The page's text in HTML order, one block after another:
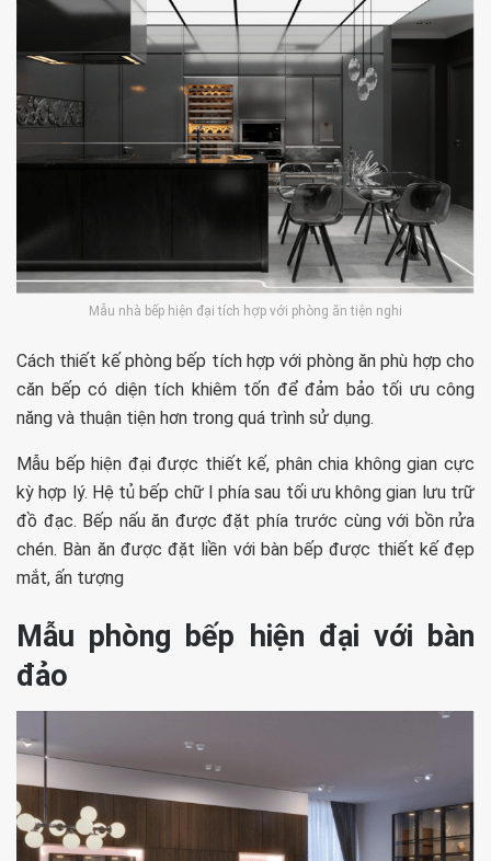
Mẫu nhà bếp hiện đại tích hợp với phòng ăn tiện nghi
Cách thiết kế phòng bếp tích hợp với phòng ăn phù hợp cho
căn bếp có diện tích khiêm tốn để đảm bảo tối ưu công
năng và thuận tiện hơn trong quá trình sử dụng.
Mẫu bếp hiện đại được thiết kế, phân chia không gian cực
kỳ hợp lý. Hệ tủ bếp chữ I phía sau tối ưu không gian lưu trữ
đồ đạc. Bếp nấu ăn được đặt phía trước cùng với bồn rửa
chén. Bàn ăn được đặt liền với bàn bếp được thiết kế đẹp
mắt, ấn tượng
Mẫu phòng bếp hiện đại với bàn
đảo